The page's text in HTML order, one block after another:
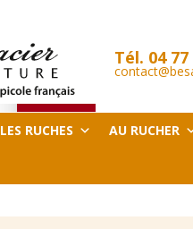
Tél. 04
LES RUCHES AU RUCHER